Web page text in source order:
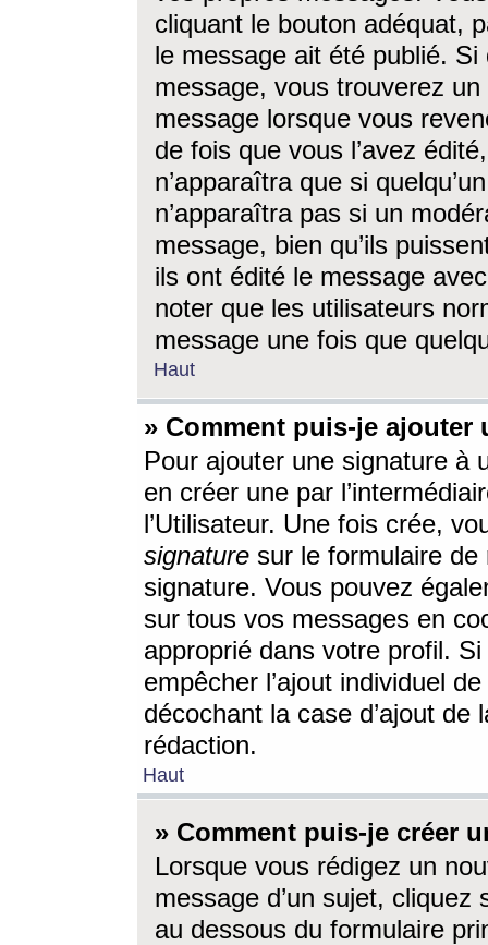
cliquant le bouton adéquat,
le message ait été publié. Si
message, vous trouverez
message lorsque vous
de fois que vous l’avez
n’apparaîtra que si
n’apparaîtra pas si un
message, bien qu’ils
ils ont édité le message
noter que les utilisateurs
message une fois que
Haut
» Comment puis-je ajouter
Pour ajouter une signature à
en créer une par
l’Utilisateur. Une fois crée,
signature sur le formulaire de
signature. Vous pouvez
sur tous vos messages en
approprié dans votre profil.
empêcher l’ajout individuel
décochant la case d’ajout
rédaction.
Haut
» Comment puis-je créer
Lorsque vous rédigez un
message d’un sujet, cliquez
au dessous du formulaire